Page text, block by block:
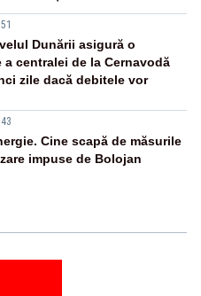
Dunării asigură o
centralei de la Cernavodă
zile dacă debitele vor
Cine scapă de măsurile
impuse de Bolojan